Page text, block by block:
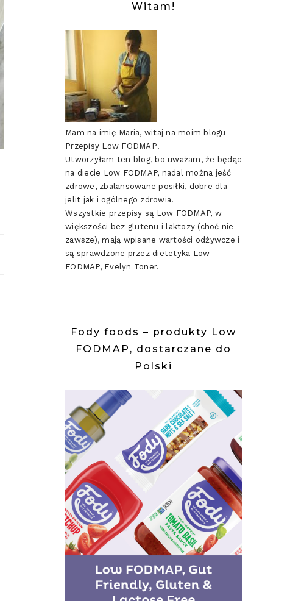
Witam!
Mam na imię Maria, witaj na moim blogu
Przepisy Low FODMAP!
Utworzyłam ten blog, bo uważam, że będąc
na diecie Low FODMAP, nadal można jeść
zdrowe, zbalansowane posiłki, dobre dla
jelit jak i ogólnego zdrowia.
Wszystkie przepisy są Low FODMAP, w
większości bez glutenu i laktozy (choć nie
zawsze), mają wpisane wartości odżywcze i
są sprawdzone przez dietetyka Low
FODMAP, Evelyn Toner.
Fody foods – produkty Low
FODMAP, dostarczane do
Polski